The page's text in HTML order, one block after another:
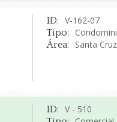
ID: V-162-07
Tipo:
Área: Santa Cruz
ID: V - 510